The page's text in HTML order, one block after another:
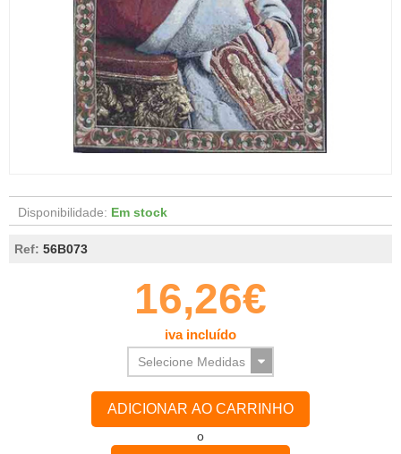
Disponibilidade: Em stock
Ref: 56B073
16,26€
iva incluído
ADICIONAR AO CARRINHO
o